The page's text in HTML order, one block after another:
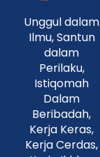
Unggul dalam
Ilmu, Santun
dalam
Perilaku,
Istiqomah
Dalam
Beribadah,
Kerja Keras,
Kerja Cerdas,